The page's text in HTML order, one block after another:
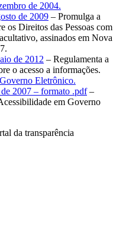
de 2004.
de 2009 – Promulga a
os Direitos das Pessoas com
assinados em Nova
de 2012 – Regulamenta a
o acesso a informações.
Eletrônico.
2007 – formato .pdf–
em Governo